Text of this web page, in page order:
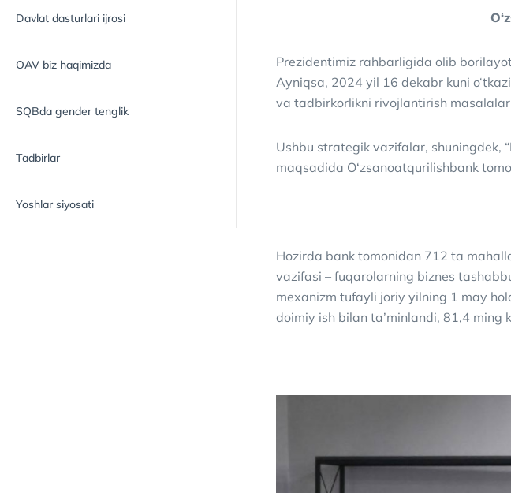
Davlat dasturlari ijrosi
OAV biz haqimizda
SQBda gender tenglik
Tadbirlar
Yoshlar siyosati
Prezidentimiz rahbarligida olib
Ayniqsa, 2024 yil 16 dekabr kuni
va tadbirkorlikni rivojlantirish
Ushbu strategik vazifalar, shuningdek,
maqsadida O‘zsanoatqurilishbank
Hozirda bank tomonidan 712 ta
vazifasi – fuqarolarning biznes
mexanizm tufayli joriy yilning 1 may
doimiy ish bilan ta’minlandi, 81,4 ming